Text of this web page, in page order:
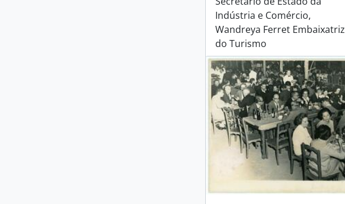
Indústria e Comércio,
Wandreya Ferret Embaixatriz
do Turismo